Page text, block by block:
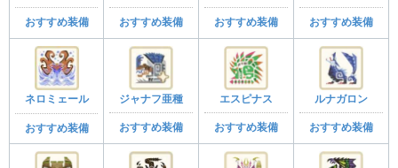
おすすめ装備 おすすめ装備 おすすめ装備 おすすめ装備
ネロミェール
おすすめ装備
ジャナフ亜種
おすすめ装備
エスピナス
おすすめ装備
ルナガロン
おすすめ装備